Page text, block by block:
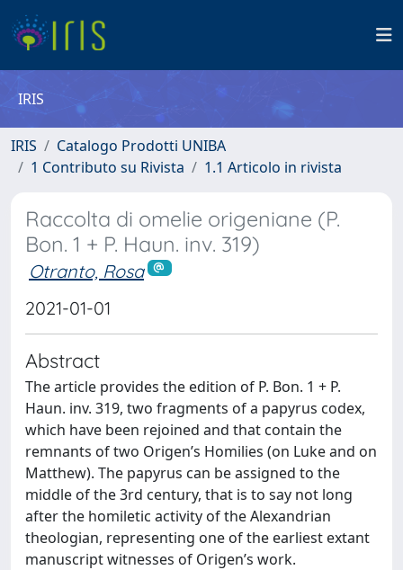
IRIS
IRIS
Catalogo Prodotti UNIBA
1 Contributo su Rivista
1.1 Articolo in rivista
Raccolta di omelie origeniane (P.
Bon. 1 + P. Haun. inv. 319)
Otranto, Rosa
2021-01-01
Abstract
The article provides the edition of P. Bon. 1 + P.
Haun. inv. 319, two fragments of a papyrus codex,
which have been rejoined and that contain the
remnants of two Origen’s Homilies (on Luke and on
Matthew). The papyrus can be assigned to the
middle of the 3rd century, that is to say not long
after the homiletic activity of the Alexandrian
theologian, representing one of the earliest extant
manuscript witnesses of Origen’s work.